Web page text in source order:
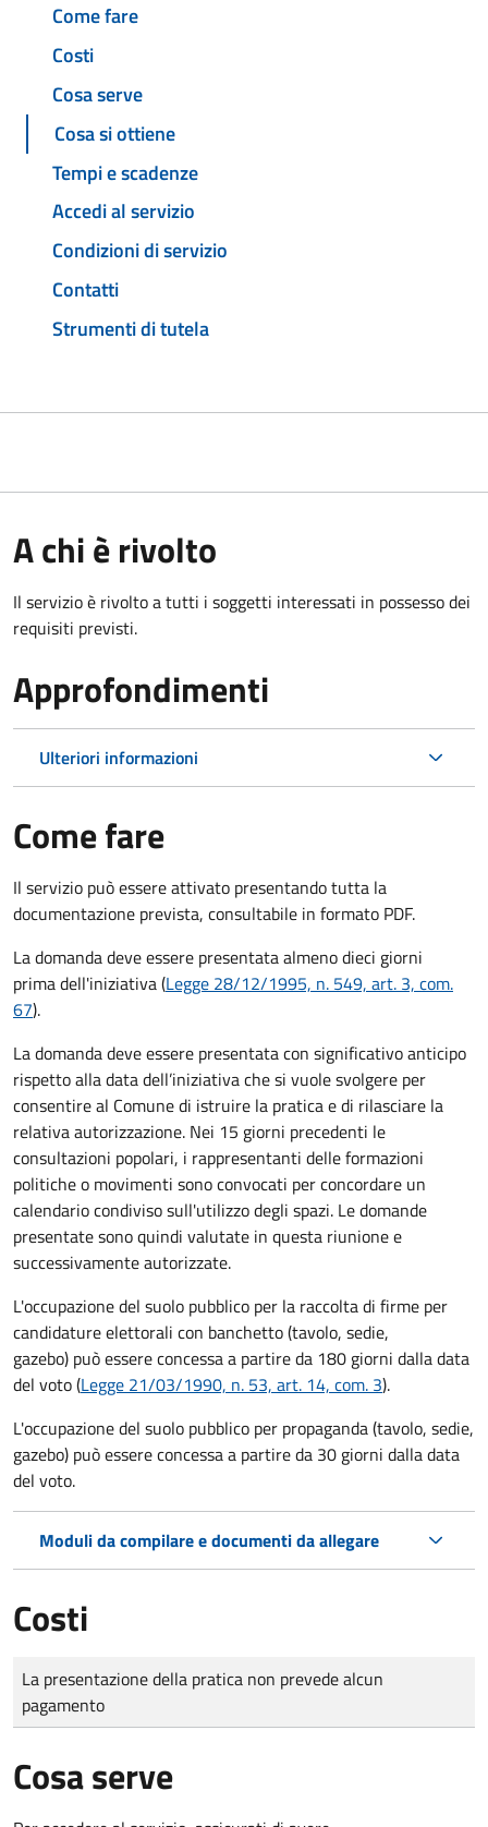
Come fare
Costi
Cosa serve
Cosa si ottiene
Tempi e scadenze
Accedi al servizio
Condizioni di servizio
Contatti
Strumenti di tutela
A chi è rivolto
Il servizio è rivolto a tutti i soggetti interessati in possesso dei
requisiti previsti.
Approfondimenti
Ulteriori informazioni
Come fare
Il servizio può essere attivato presentando tutta la
documentazione prevista, consultabile in formato PDF.
La domanda deve essere presentataalmeno dieci giorni
primadell'iniziativa (Legge 28/12/1995, n. 549, art. 3, com.
67).
La domanda deve essere presentata con significativo anticipo
rispetto alla data dell’iniziativa che si vuole svolgere per
consentire al Comune di istruire la pratica e di rilasciare la
relativa autorizzazione. Nei 15 giorni precedenti le
consultazioni popolari, i rappresentanti delle formazioni
politiche o movimenti sono convocati per concordare un
calendario condiviso sull'utilizzo degli spazi. Le domande
presentate sono quindi valutate in questa riunione e
successivamente autorizzate.
L'occupazione del suolo pubblico per la raccolta di firme per
candidature elettorali con banchetto (tavolo, sedie,
gazebo) può essere concessa a partire da 180 giorni dalla data
del voto (Legge 21/03/1990, n. 53, art. 14, com. 3).
L'occupazione del suolo pubblico per propaganda (tavolo, sedie,
gazebo) può essere concessa a partire da 30 giorni dalla data
del voto.
Moduli da compilare e documenti da allegare
Costi
Tipo di pagamento
Importo
La presentazione della pratica non prevede alcun
pagamento
Cosa serve